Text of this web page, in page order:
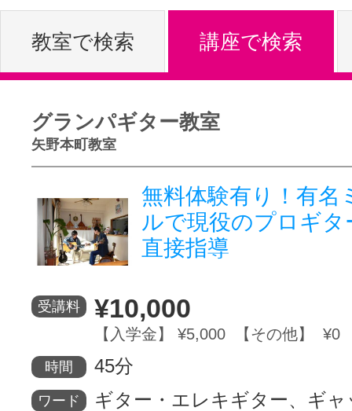
体験レッス
やりたいこ
グッドスク
教室で検索 講座で検索
グランパギター教室
矢野本町教室
無料体験有り！有名
ルで現役のプロギ
直接指導
受講料 ¥10,000
【入学金】 ¥5,000 【その他】 ¥0
時間 45分
ワード ギター・エレキギター、ギャ